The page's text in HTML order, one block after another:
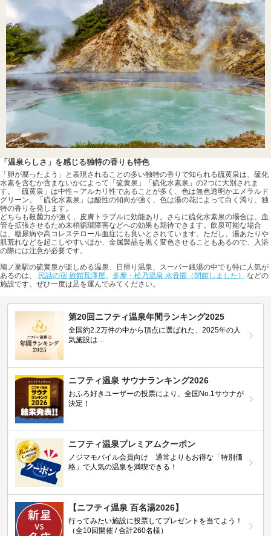
「温泉らしさ」を感じる独特の香りも特色
「卵が腐ったよう」と表現されることの多い独特の香りで知られる硫黄泉は、硫化
水素を含むか含まないかによって「硫黄泉」「硫化水素泉」の2つに大別されま
す。「硫黄泉」は中性～アルカリ性であることが多く、色は無色透明かエメラルド
グリーン。「硫化水素泉」は酸性の傾向が強く、色は湯の花によって白く濁り、独
特の香りを発します。
どちらも殺菌力が強く、皮膚トラブルに効能あり。さらに硫化水素泉の場合は、血
管を拡張させるため末梢循環障害などへの効果も期待できます。飲泉可能な場合
は、糖尿病や高コレステロール血症にも良いとされています。ただし、湯あたりや
肌荒れなどを起こしやすいほか、金属製品を黒く変色させることもあるので、入浴
の際には注意が必要です。
鳩ノ巣駅の硫黄泉が楽しめる温泉、日帰り温泉、スーパー銭湯の中でも特に人気が
あるのは、
民話の宿 旅館荒澤屋、 多摩・松乃温泉 水香園（閉館しました）
などの
施設です。ぜひ一度は足を運んでみてください。
第20回ニフティ温泉年間ランキング2025
全国約2.2万件の中から頂点に選ばれた、2025年の人
気施設は…
ニフティ温泉 サウナランキング2026
おふろ好きユーザーの投票により、全国No.1サウナが
決定！
ニフティ温泉プレミアムクーポン
ノジマモバイル会員向け 通常よりもお得な「特別価
格」で人気の温泉を満喫できる！
【ニフティ温泉 百名湯2026】
行ってみたい施設に投票してプレゼントを当てよう！
（全10回開催 / 合計260名様）